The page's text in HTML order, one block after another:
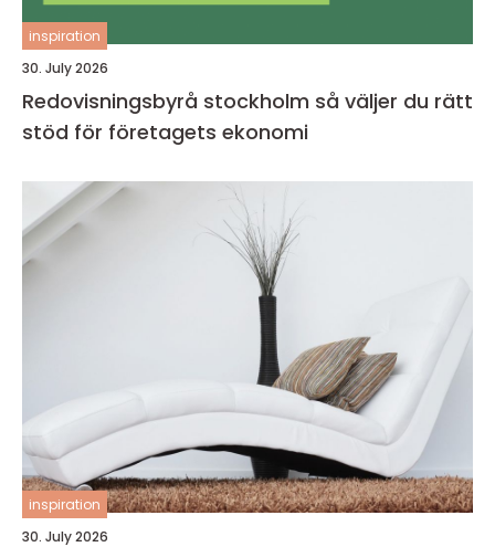
inspiration
30. July 2026
Redovisningsbyrå stockholm så väljer du rätt
stöd för företagets ekonomi
inspiration
30. July 2026